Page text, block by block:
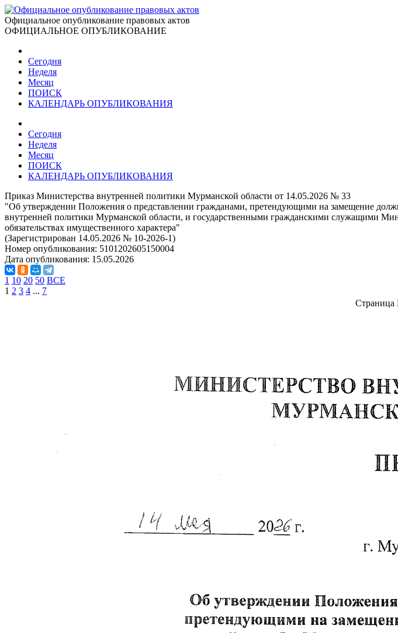
Официальное опубликование правовых актов
ОФИЦИАЛЬНОЕ ОПУБЛИКОВАНИЕ
Сегодня
Неделя
Месяц
ПОИСК
КАЛЕНДАРЬ ОПУБЛИКОВАНИЯ
Сегодня
Неделя
Месяц
ПОИСК
КАЛЕНДАРЬ ОПУБЛИКОВАНИЯ
Приказ Министерства внутренней политики Мурманской области от 14.05.2026 № 33
"Об утверждении Положения о представлении гражданами, претендующими на замещение
внутренней политики Мурманской области, и государственными гражданскими служащими
обязательствах имущественного характера"
(Зарегистрирован 14.05.2026 № 10-2026-1)
Номер опубликования: 5101202605150004
Дата опубликования: 15.05.2026
1 10 20 50 ВСЕ
1 2 3 4 ... 7